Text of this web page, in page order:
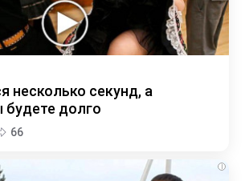
несколько секунд, а
будете долго
66
i